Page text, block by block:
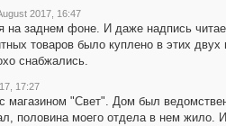
2017, 16:47
на заднем фоне. И даже надпись
товаров было куплено в этих двух
снабжались.
17:27
магазином "Свет". Дом был
половина моего отдела в нем жило.